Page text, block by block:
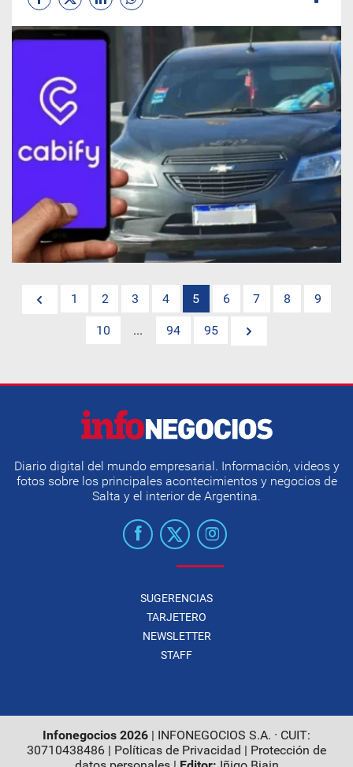
1 2 3 4 5 6 7 8 9
10 ... 94 95
Diario digital del mundo empresarial. Información, videos y
fotos sobre los principales acontecimientos y negocios de
Salta y el interior de Argentina.
SUGERENCIAS
TARJETERO
NEWSLETTER
STAFF
Infonegocios 2026 | INFONEGOCIOS S.A. · CUIT:
30710438486 | Políticas de Privacidad | Protección de